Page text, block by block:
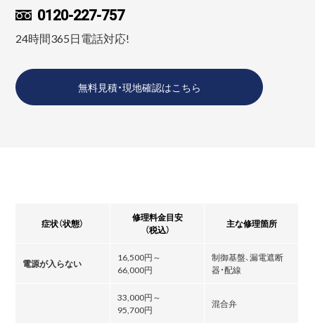
0120-227-757
24時間365日電話対応!
無料見積・現地確認はこちら
症状（状態）
修理料金目安
（税込）
主な修理箇所
電源が入らない
16,500円～
66,000円
制御基盤、漏電遮断
器・配線
33,000円～
95,700円
混合弁